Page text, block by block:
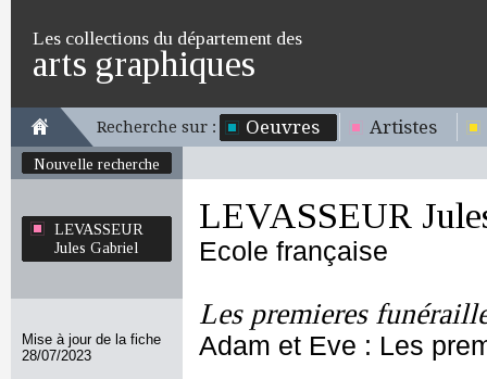
Les collections du département des
arts graphiques
Recherche sur : Oeuvres Artistes
Nouvelle recherche
LEVASSEUR
Jules Gabriel
Mise à jour de la fiche
28/07/2023
LEVASSEUR
Ecole française
Les premieres
Adam et Eve : Les